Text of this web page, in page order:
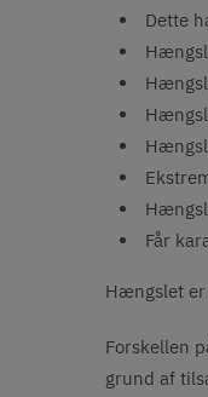
Dette
Får
Hængslet
Forskellen
grund af